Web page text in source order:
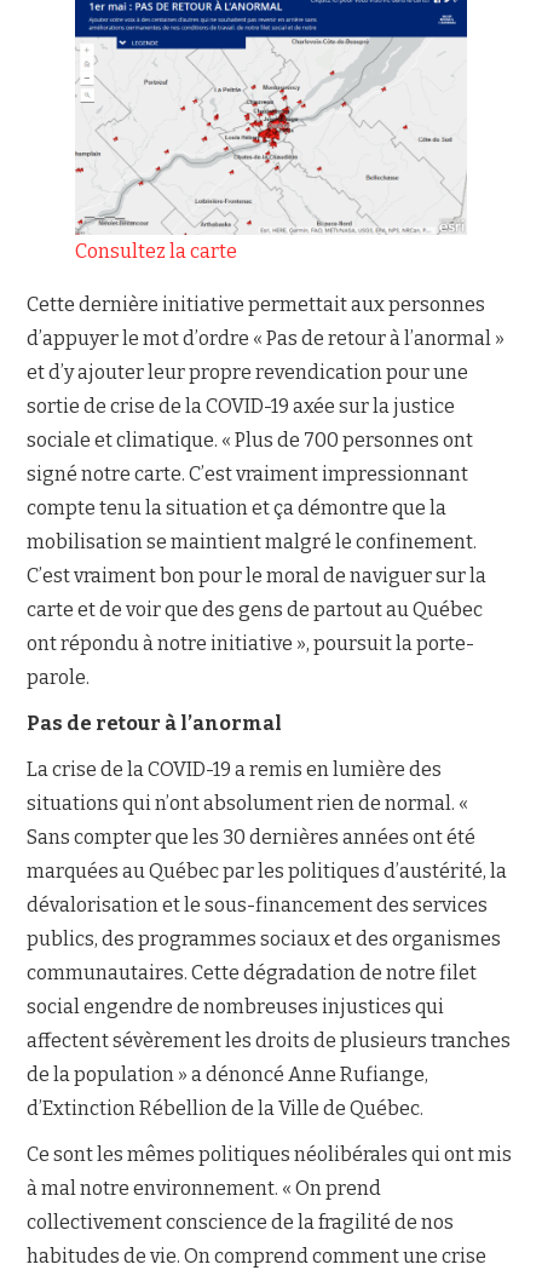
Consultez la carte
Cette dernière initiative permettait aux personnes
d’appuyer le mot d’ordre « Pas de retour à l’anormal »
et d’y ajouter leur propre revendication pour une
sortie de crise de la COVID-19 axée sur la justice
sociale et climatique. « Plus de 700 personnes ont
signé notre carte. C’est vraiment impressionnant
compte tenu la situation et ça démontre que la
mobilisation se maintient malgré le confinement.
C’est vraiment bon pour le moral de naviguer sur la
carte et de voir que des gens de partout au Québec
ont répondu à notre initiative », poursuit la porte-
parole.
Pas de retour à l’anormal
La crise de la COVID-19 a remis en lumière des
situations qui n’ont absolument rien de normal. «
Sans compter que les 30 dernières années ont été
marquées au Québec par les politiques d’austérité, la
dévalorisation et le sous-financement des services
publics, des programmes sociaux et des organismes
communautaires. Cette dégradation de notre filet
social engendre de nombreuses injustices qui
affectent sévèrement les droits de plusieurs tranches
de la population » a dénoncé Anne Rufiange,
d’Extinction Rébellion de la Ville de Québec.
Ce sont les mêmes politiques néolibérales qui ont mis
à mal notre environnement. « On prend
collectivement conscience de la fragilité de nos
habitudes de vie. On comprend comment une crise